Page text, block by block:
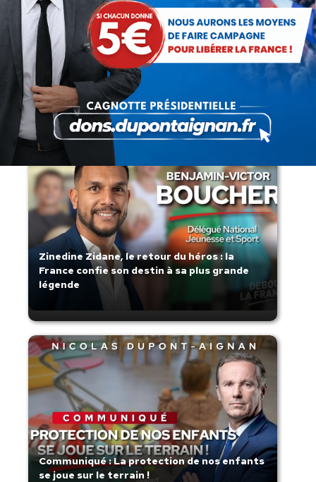
Lorsque tout flambe et que l’État
s’affaisse.
Zinedine Zidane, le retour du héros : la
France confie son destin à sa plus grande
légende
Communiqué : La protection de nos enfants
se joue sur le terrain !